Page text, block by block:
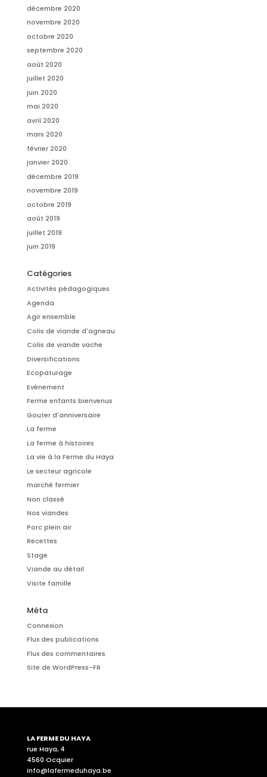
décembre 2020
novembre 2020
octobre 2020
septembre 2020
août 2020
juillet 2020
juin 2020
mai 2020
avril 2020
mars 2020
février 2020
janvier 2020
décembre 2019
novembre 2019
octobre 2019
août 2019
juillet 2019
juin 2019
Catégories
Activités pédagogiques
Agenda
Agir ensemble
Colis de viande d'agneau
Colis de viande vache
Diversifications
Ecopaturage
Evènement
Ferme enfants bienvenus
Gouter d'anniversaire
La ferme
La ferme à histoires
La vie à la Ferme du Haya
Le secteur agricole
marché fermier
Non classé
Nos viandes
Porc plein air
Recettes
Stage
Viande au détail
Visite famille
Méta
Connexion
Flux des publications
Flux des commentaires
Site de WordPress-FR
LA FERME DU HAYA
rue Haya, 4
4560 Ocquier
info@lafermeduhaya.be